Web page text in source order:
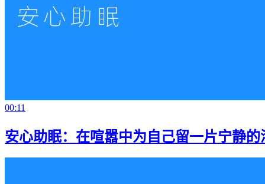
00:11
安心助眠：在喧嚣中为自己留一片宁静的